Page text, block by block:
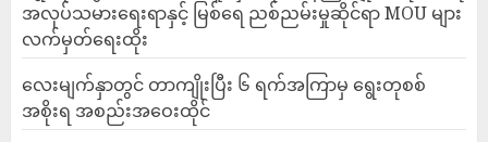
အလုပ်သမားရေးရာနှင့် မြစ်ရေ ညစ်ညမ်းမှုဆိုင်ရာ MOU များ
လက်မှတ်ရေးထိုး
လေးမျက်နှာတွင် တာကျိုးပြီး ၆ ရက်အကြာမှ ရွေးတုစစ်
အစိုးရ အစည်းအဝေးထိုင်